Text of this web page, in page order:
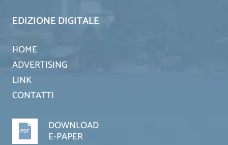
EDIZIONE DIGITALE
HOME
ADVERTISING
LINK
CONTATTI
DOWNLOAD
E-PAPER